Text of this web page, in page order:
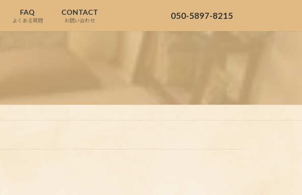
FAQ
よくある質問
CONTACT
お問い合わせ 050-5897-8215